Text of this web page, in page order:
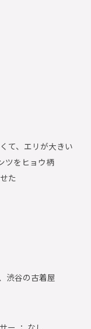
て、エリが大きい
ツをヒョウ柄
た
渋谷の古着屋